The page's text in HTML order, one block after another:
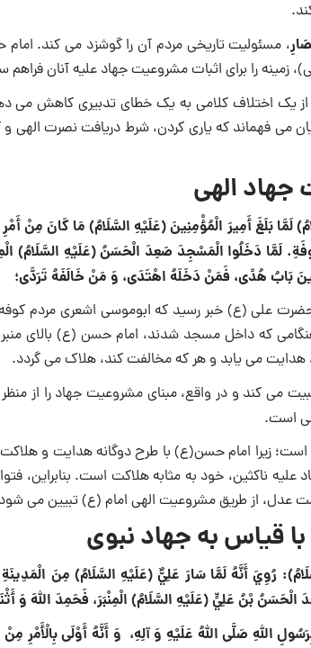
، مسئولیت تاریخی مردم آن را گوشزد می کند.
را برای اثبات مشروعیت جهاد علیه آنان فراهم
از یک اختلاف کلامی به یک خطای تدبیری کاهش می
می فهماند که یاری کردن، شرط دریافت نصرت
الهی
لَمَّا بَلَغَ أَمِيرَ الْمُؤْمِنِينَ (عَلَيْهِ السَّلَامُ) مَا كَانَ مِنْ
لَمَّا دَخَلُوا الْمَسْجِدَ صَعِدَ الْحَسَنُ (عَلَيْهِ السَّلَامُ)
بَابُ هُدًى، فَمَنْ دَخَلَهُ اهْتَدَى، وَ مَنْ خَالَفَهُ تَرَدَّى؛
(ع) خبر رسید که ابوموسی اشعری مردم کوفه را
که داخل مسجد شدند، امام حسن (ع) بالای
می یابد و هر که مخالفت کند، هلاک می گردد.
می کند و در واقع، مبنای مشروعیت جهاد را از
است.
زیرا امام حسن(ع) با طرح دوگانه هدایت و
ناکثین، خود به مثابه هلاکت است. بنابراین،
عدل، از طریق مشروعیت الهی امام (ع) تبیین می
قیاس به جهاد نبوی
رُوِيَ أَنَّهُ لَمَّا سَارَ عَلِيٌّ (عَلَيْهِ السَّلَامُ) مِنَ
بْنُ عَلِيٍّ (عَلَيْهِ السَّلَامُ) الْمِنْبَرَ، فَحَمِدَ اللَّهَ وَ
اللَّهِ صَلَّى اللَّهُ عَلَيْهِ وَ آلِهِ، وَ أَنَّهُ أَوْلَى بِالْأَمْرِ